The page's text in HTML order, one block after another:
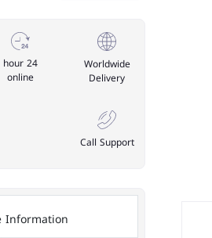
Worldwide
Delivery
24 hour
online
Call Support
Information